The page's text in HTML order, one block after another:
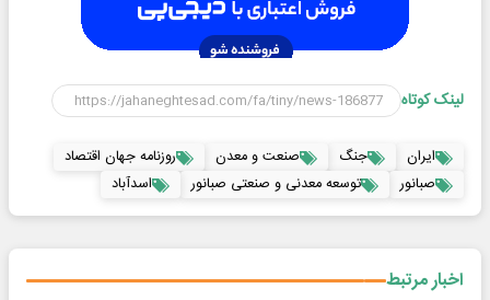
لینک کوتاه
ایران جنگ صنعت و معدن
روزنامه جهان اقتصاد
صبانور
توسعه معدنی و صنعتی صبانور اسدآباد
اخبار مرتبط